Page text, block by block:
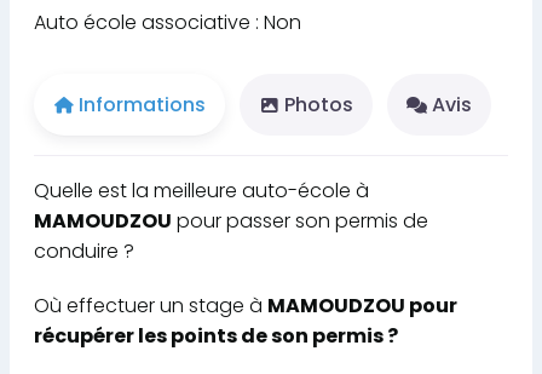
Auto école associative : Non
Informations Photos Avis
Quelle est la meilleure auto-école à
MAMOUDZOU pour passer son permis de
conduire ?
Où effectuer un stage à MAMOUDZOU pour
récupérer les points de son permis ?